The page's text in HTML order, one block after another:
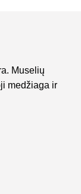
Muselių
medžiaga ir